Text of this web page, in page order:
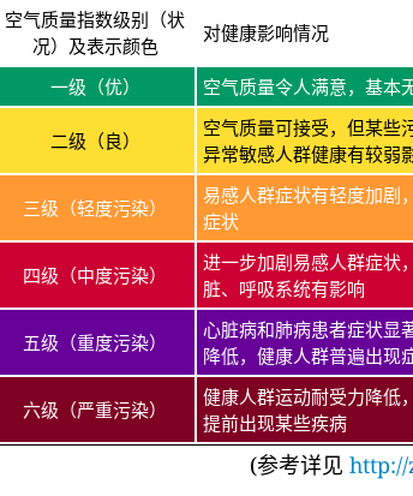
空气质量指数级别（状
况）及表示颜色
对健康影响情况
一级（优） 空气质量令人满意，基本
二级（良）
空气质量可接受，但某些
异常敏感人群健康有较弱
三级（轻度污染）
易感人群症状有轻度加剧
症状
四级（中度污染）
进一步加剧易感人群症状
脏、呼吸系统有影响
五级（重度污染）
心脏病和肺病患者症状显
降低，健康人群普遍出现
六级（严重污染）
健康人群运动耐受力降低
提前出现某些疾病
(参考详见